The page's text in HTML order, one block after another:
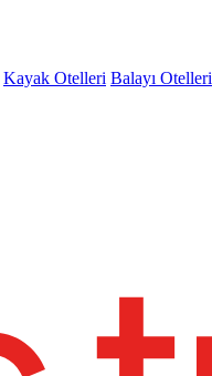
Kayak Otelleri Balayı Otelleri